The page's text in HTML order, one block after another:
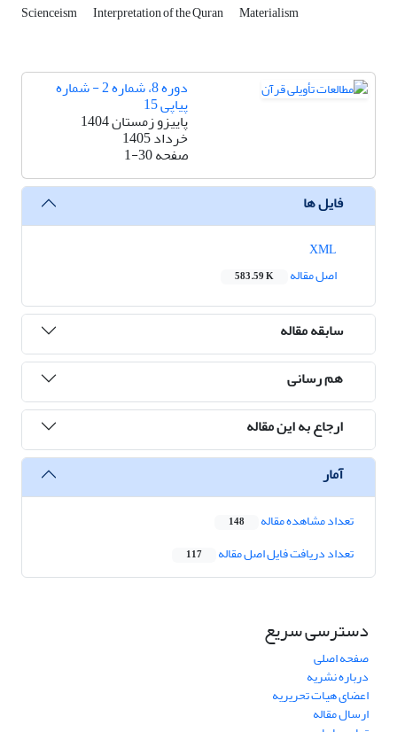
Science‌ism Interpretation of the Quran Materialism
دوره 8، شماره 2 - شماره
پیاپی 15
پاییزو زمستان 1404
خرداد 1405
صفحه1-30
فایل ها
اصل مقاله
583.59 K
سابقه مقاله
هم رسانی
ارجاع به این مقاله
آمار
تعداد مشاهده مقاله 148
تعداد دریافت فایل اصل مقاله 117
دسترسی سریع
صفحه اصلی
درباره نشریه
اعضای هیات تحریریه
ارسال مقاله